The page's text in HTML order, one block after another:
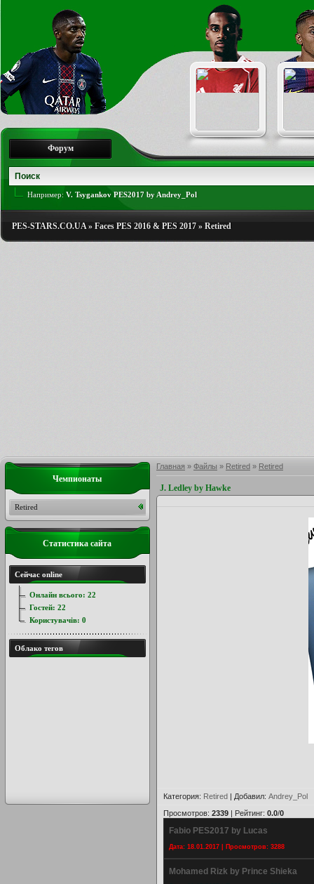
Форум
Например: V. Tsygankov PES2017 by Andrey_Pol
PES-STARS.CO.UA» Faces PES 2016 & PES 2017 » Retired
Главная » Файлы » Retired » Retired
J. Ledley by Hawke
Категория: Retired | Добавил: Andrey_Pol
Просмотров: 2339 | Рейтинг: 0.0/0
Fabio PES2017 by Lucas
Дата: 18.01.2017 | Просмотров: 3288
Mohamed Rizk by Prince Shieka
Чемпионаты
Retired
Статистика сайта
Сейчас online
Онлайн всього: 22
Гостей: 22
Користувачів: 0
Облако тегов